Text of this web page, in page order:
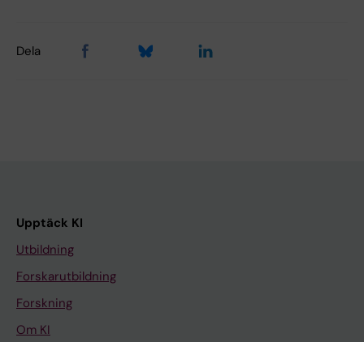
Dela
Upptäck KI
Utbildning
Forskarutbildning
Forskning
Om KI